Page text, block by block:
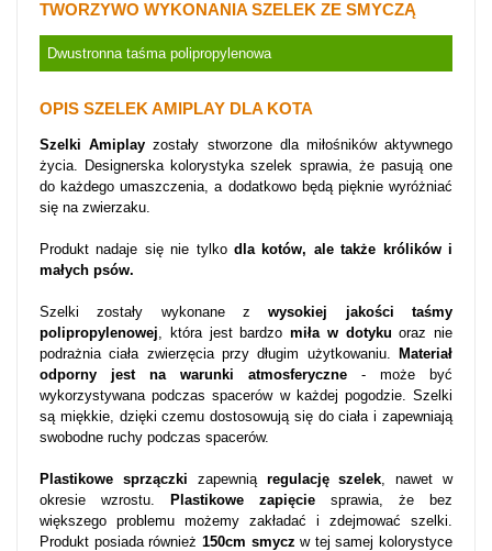
TWORZYWO WYKONANIA SZELEK ZE SMYCZĄ
Dwustronna taśma polipropylenowa
OPIS SZELEK AMIPLAY DLA KOTA
Szelki Amiplayzostały stworzone dla miłośników aktywnego
życia. Designerska kolorystyka szelek sprawia, że pasują one
do każdego umaszczenia, a dodatkowo będą pięknie wyróżniać
się na zwierzaku.
Produkt nadaje się nie tylko dla kotów, ale także królików i
małych psów.
Szelki zostały wykonane zwysokiej jakości taśmy
polipropylenowej, która jest bardzo miła w dotyku oraz nie
podrażnia ciała zwierzęcia przy długim użytkowaniu.
Materiał
odporny jest na warunki atmosferyczne - może być
wykorzystywana podczas spacerów w każdej pogodzie. Szelki
są miękkie, dzięki czemu dostosowują się do ciała i zapewniają
swobodne ruchy podczas spacerów.
Plastikowe sprzączki zapewnią regulację szelek, nawet w
okresie wzrostu. Plastikowe zapięcie sprawia, że bez
większego problemu możemy zakładać i zdejmować szelki.
Produkt posiada również 150cm smycz w tej samej kolorystyce